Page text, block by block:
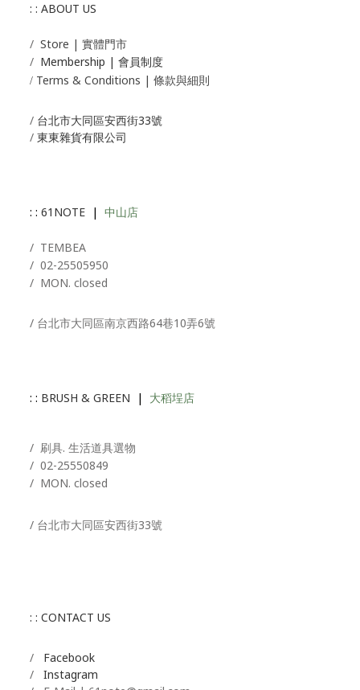
: : ABOUT US
/ Store | 實體門市
/ Membership | 會員制度
/ Terms & Conditions | 條款與細則
/ 台北市大同區安西街33號
/ 東東雜貨有限公司
: : 61NOTE | 中山店
/ TEMBEA
/ 02-25505950
/ MON. closed
/ 台北市大同區南京西路64巷10弄6號
: : BRUSH & GREEN | 大稻埕店
/ 刷具. 生活道具選物
/ 02-25550849
/ MON. closed
/ 台北市大同區安西街33號
: : CONTACT US
/ Facebook
/ Instagram